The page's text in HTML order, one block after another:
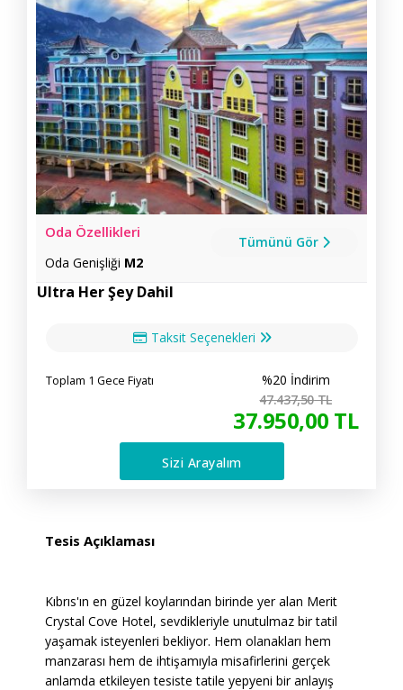
Oda Özellikleri
Oda Genişliği M2
Tümünü Gör
Ultra Her Şey Dahil
Taksit Seçenekleri
Toplam 1 Gece Fiyatı
%20 İndirim
47.437,50TL
37.950,00 TL
Sizi Arayalım
Tesis Açıklaması
Kıbrıs'ın en güzel koylarından birinde yer alan Merit
Crystal Cove Hotel, sevdikleriyle unutulmaz bir tatil
yaşamak isteyenleri bekliyor. Hem olanakları hem
manzarası hem de ihtişamıyla misafirlerini gerçek
anlamda etkileyen tesiste tatile yepyeni bir anlayış